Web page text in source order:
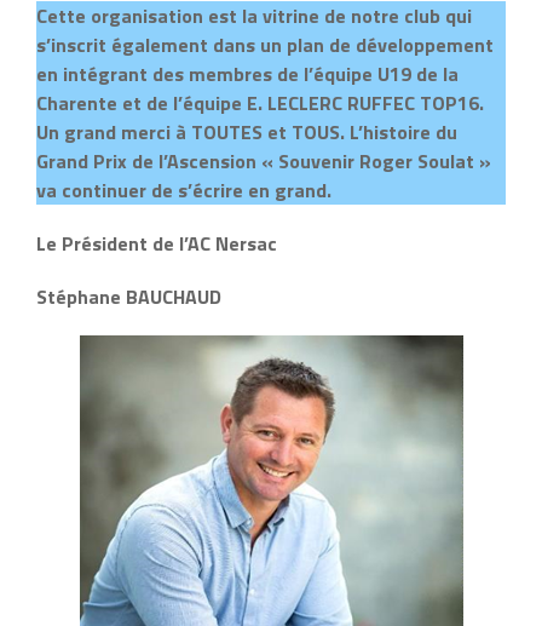
Cette organisation est la vitrine de notre club qui
s’inscrit également dans un plan de développement
en intégrant des membres de l’équipe U19 de la
Charente et de l’équipe E. LECLERC RUFFEC TOP16.
Un grand merci à TOUTES et TOUS. L’histoire du
Grand Prix de l’Ascension « Souvenir Roger Soulat »
va continuer de s’écrire en grand.
Le Président de l’AC Nersac
Stéphane BAUCHAUD